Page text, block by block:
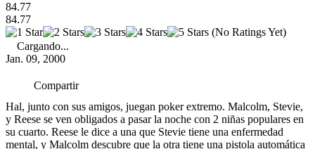
84.77
84.77
(No Ratings Yet)
Cargando...
Jan. 09, 2000
Compartir
Hal, junto con sus amigos, juegan poker extremo. Malcolm, Stevie,
y Reese se ven obligados a pasar la noche con 2 niñas populares en
su cuarto. Reese le dice a una que Stevie tiene una enfermedad
mental, y Malcolm descubre que la otra tiene una pistola automática